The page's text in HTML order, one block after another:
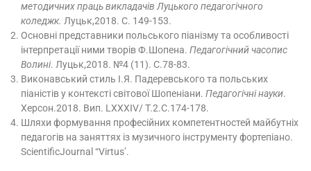
методичних праць викладачів Луцького педагогічного
коледжк. Луцьк,2018. С. 149-153.
Основні представники польського піанізму та особливості
інтерпретації ними творів Ф.Шопена. Педагогічний часопис
Волині. Луцьк,2018. №4 (11). С.78-83.
Виконавський стиль І.Я. Падеревського та польських
піаністів у контексті світової Шопеніани. Педагогічні науки.
Херсон.2018. Вип. LXXXIV/ T.2.С.174-178.
Шляхи формування професійних компетентностей майбутніх
педагогів на заняттях із музичного інструменту фортепіано.
ScientificJournal “Virtus’.